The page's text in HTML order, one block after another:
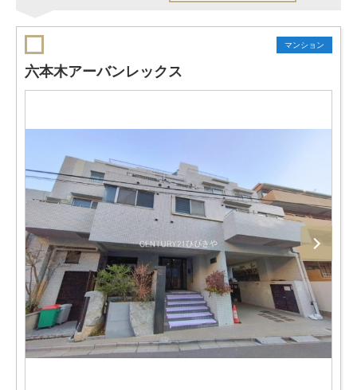
マンション
六本木アーバンレックス